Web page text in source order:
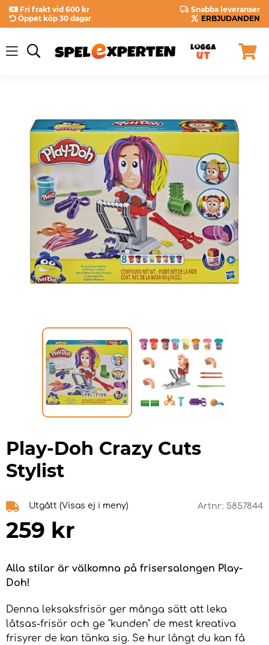
Fri frakt vid 600 kr
Snabba leveranser
Öppet köp 30 dagar
ERBJUDANDEN
Play-Doh Crazy Cuts
Stylist
Utgått (Visas ej i meny) Artnr: 5857844
259 kr
Alla stilar är välkomna på frisersalongen Play-
Doh!
Denna leksaksfrisör ger många sätt att leka
låtsas-frisör och ge "kunden" de mest kreativa
frisyrer de kan tänka sig. Se hur långt du kan få